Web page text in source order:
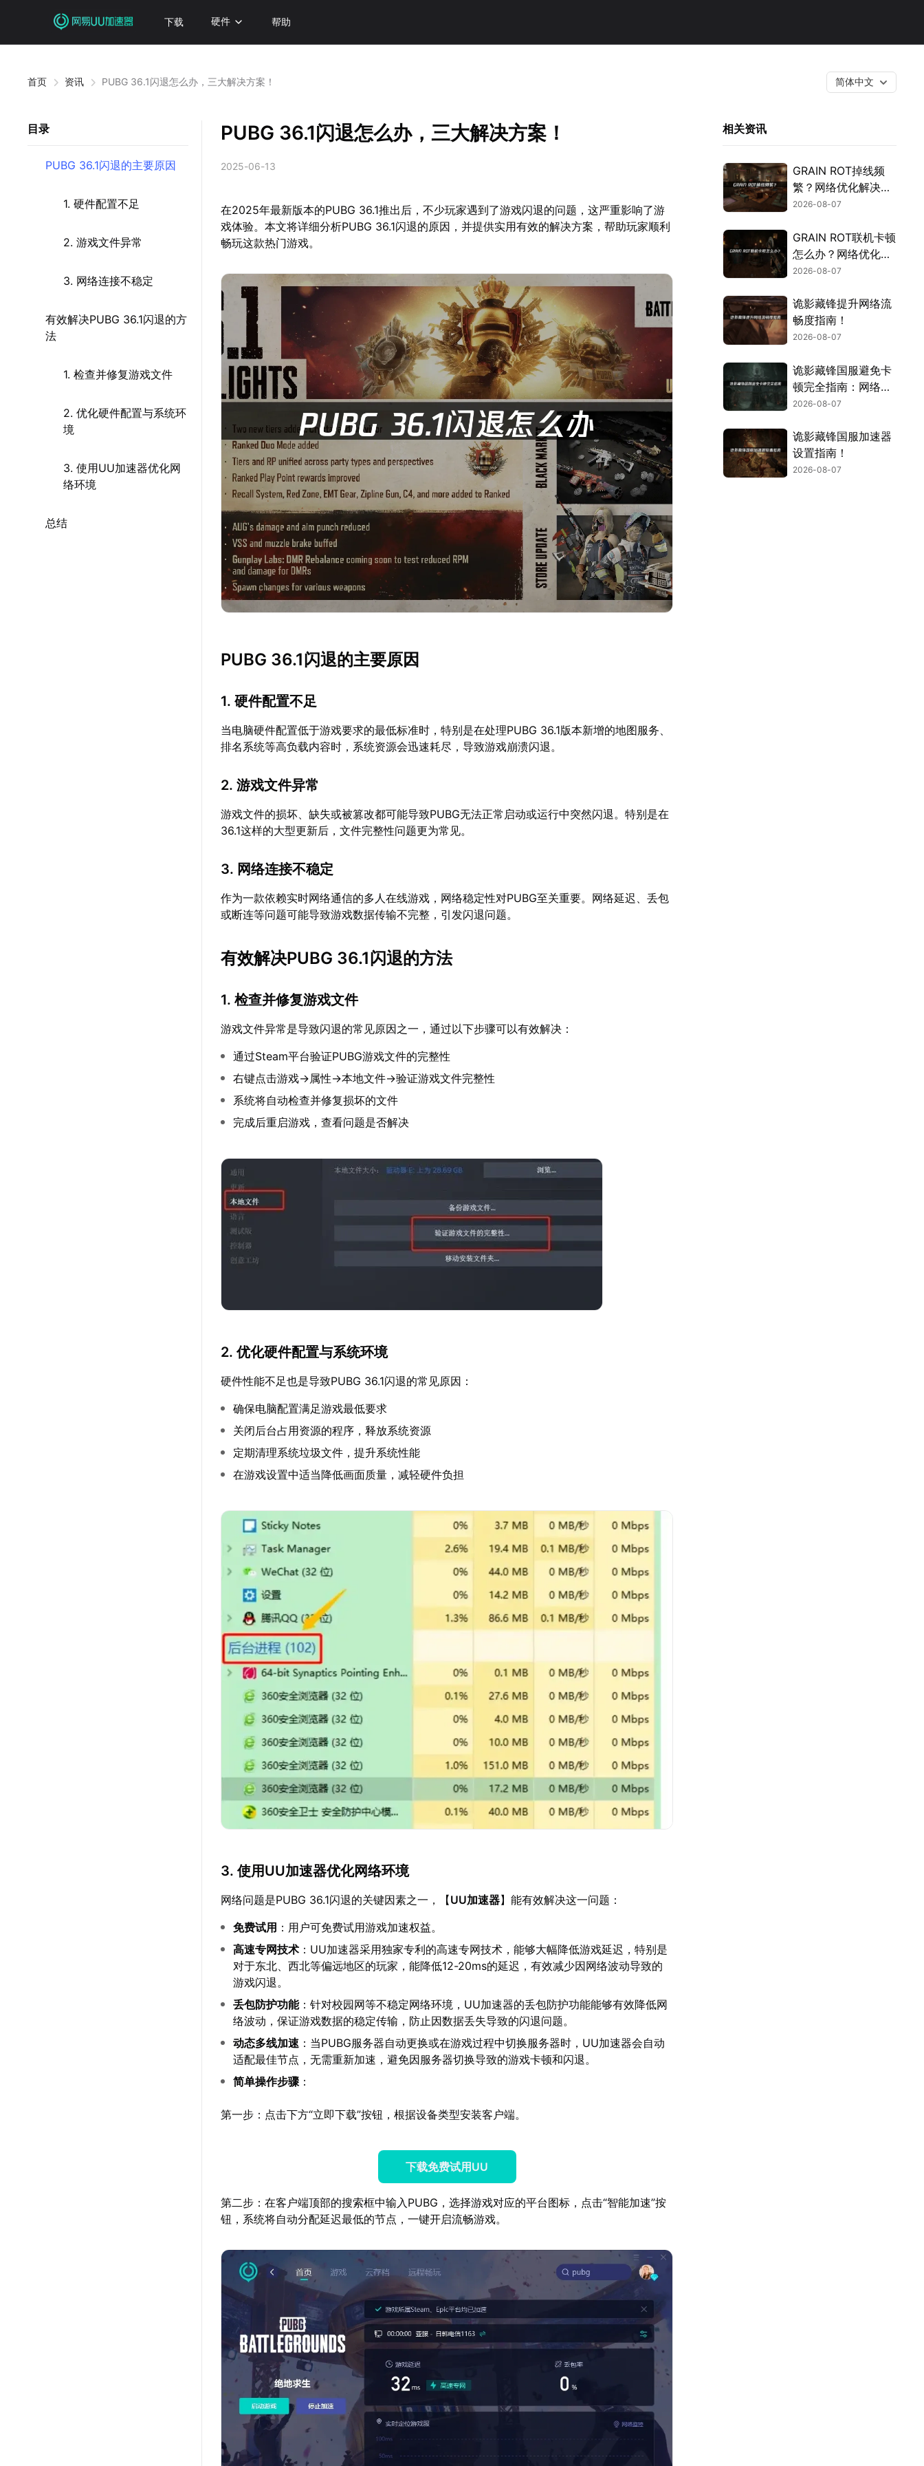
下载 硬件 帮助
首页 资讯 PUBG 36.1闪退怎么办，三大解决方案！ 简体中文
目录
PUBG 36.1闪退的主要原因
1. 硬件配置不足
2. 游戏文件异常
3. 网络连接不稳定
有效解决PUBG 36.1闪退的方
法
1. 检查并修复游戏文件
2. 优化硬件配置与系统环
境
3. 使用UU加速器优化网
络环境
总结
PUBG 36.1闪退怎么办，三大解决方案！
2025-06-13
在2025年最新版本的PUBG 36.1推出后，不少玩家遇到了游戏闪退的问题，这严重影响了游
戏体验。本文将详细分析PUBG 36.1闪退的原因，并提供实用有效的解决方案，帮助玩家顺利
畅玩这款热门游戏。
PUBG 36.1闪退的主要原因
1. 硬件配置不足
当电脑硬件配置低于游戏要求的最低标准时，特别是在处理PUBG 36.1版本新增的地图服务、
排名系统等高负载内容时，系统资源会迅速耗尽，导致游戏崩溃闪退。
2. 游戏文件异常
游戏文件的损坏、缺失或被篡改都可能导致PUBG无法正常启动或运行中突然闪退。特别是在
36.1这样的大型更新后，文件完整性问题更为常见。
3. 网络连接不稳定
作为一款依赖实时网络通信的多人在线游戏，网络稳定性对PUBG至关重要。网络延迟、丢包
或断连等问题可能导致游戏数据传输不完整，引发闪退问题。
有效解决PUBG 36.1闪退的方法
1. 检查并修复游戏文件
游戏文件异常是导致闪退的常见原因之一，通过以下步骤可以有效解决：
通过Steam平台验证PUBG游戏文件的完整性
右键点击游戏→属性→本地文件→验证游戏文件完整性
系统将自动检查并修复损坏的文件
完成后重启游戏，查看问题是否解决
2. 优化硬件配置与系统环境
硬件性能不足也是导致PUBG 36.1闪退的常见原因：
确保电脑配置满足游戏最低要求
关闭后台占用资源的程序，释放系统资源
定期清理系统垃圾文件，提升系统性能
在游戏设置中适当降低画面质量，减轻硬件负担
3. 使用UU加速器优化网络环境
网络问题是PUBG 36.1闪退的关键因素之一，【UU加速器】能有效解决这一问题：
免费试用 ：用户可免费试用游戏加速权益。
高速专网技术 ：UU加速器采用独家专利的高速专网技术，能够大幅降低游戏延迟，特别是
对于东北、西北等偏远地区的玩家，能降低12-20ms的延迟，有效减少因网络波动导致的
游戏闪退。
丢包防护功能：针对校园网等不稳定网络环境，UU加速器的丢包防护功能能够有效降低网
络波动，保证游戏数据的稳定传输，防止因数据丢失导致的闪退问题。
动态多线加速 ：当PUBG服务器自动更换或在游戏过程中切换服务器时，UU加速器会自动
适配最佳节点，无需重新加速，避免因服务器切换导致的游戏卡顿和闪退。
简单操作步骤 ：
第一步：点击下方“立即下载”按钮，根据设备类型安装客户端。
下载免费试用UU
第二步：在客户端顶部的搜索框中输入PUBG，选择游戏对应的平台图标，点击“智能加速”按
钮，系统将自动分配延迟最低的节点，一键开启流畅游戏。
相关资讯
GRAIN ROT掉线频
繁？网络优化解决指
南！
2026-08-07
GRAIN ROT联机卡顿
怎么办？网络优化解
决方案！
2026-08-07
诡影藏锋提升网络流
畅度指南！
2026-08-07
诡影藏锋国服避免卡
顿完全指南：网络优
化与解决技巧！
2026-08-07
诡影藏锋国服加速器
设置指南！
2026-08-07